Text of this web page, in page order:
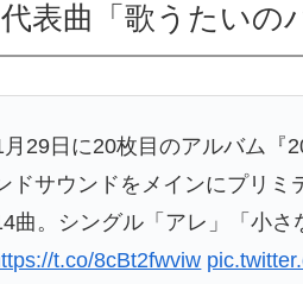
表曲「歌うたいの
月29日に20枚目のアルバム『
ドサウンドをメインにプリミ
曲。シングル「アレ」「小
t.co/8cBt2fwviw